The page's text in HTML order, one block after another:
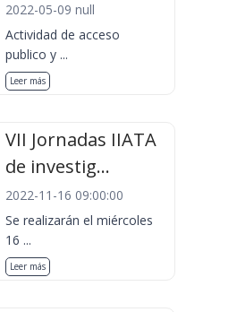
2022-05-09 null
Actividad de acceso
publico y ...
Leer más
VII Jornadas IIATA
de investig...
2022-11-16 09:00:00
Se realizarán el miércoles
16 ...
Leer más